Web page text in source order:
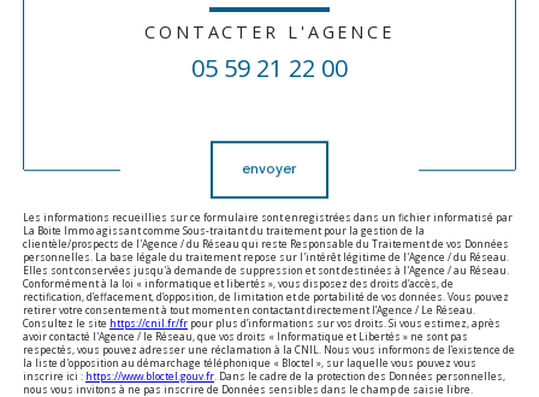
CONTACTER L'AGENCE
05 59 21 22 00
envoyer
Les informations recueillies sur ce formulaire sont enregistrées dans un fichier informatisé par
La Boite Immo agissant comme Sous-traitant du traitement pour la gestion de la
clientèle/prospects de l'Agence / du Réseau qui reste Responsable du Traitement de vos Données
personnelles. La base légale du traitement repose sur l'intérêt légitime de l'Agence / du Réseau.
Elles sont conservées jusqu'à demande de suppression et sont destinées à l'Agence / au Réseau.
Conformément à la loi « informatique et libertés », vous disposez des droits d’accès, de
rectification, d’effacement, d’opposition, de limitation et de portabilité de vos données. Vous pouvez
retirer votre consentement à tout moment en contactant directement l’Agence / Le Réseau.
Consultez le site https://cnil.fr/fr pour plus d’informations sur vos droits. Si vous estimez, après
avoir contacté l'Agence / le Réseau, que vos droits « Informatique et Libertés » ne sont pas
respectés, vous pouvez adresser une réclamation à la CNIL. Nous vous informons de l’existence de
la liste d'opposition au démarchage téléphonique « Bloctel », sur laquelle vous pouvez vous
inscrire ici : https://www.bloctel.gouv.fr . Dans le cadre de la protection des Données personnelles,
nous vous invitons à ne pas inscrire de Données sensibles dans le champ de saisie libre.